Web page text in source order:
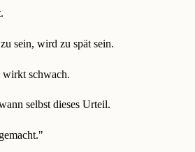
sein, wird zu spät sein.
wirkt schwach.
selbst dieses Urteil.